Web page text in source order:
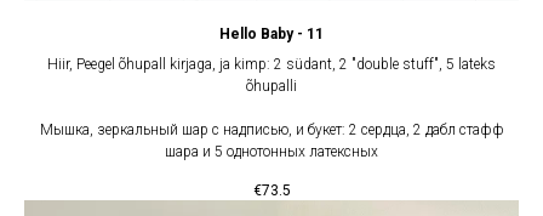
Hello Baby - 11
Hiir, Peegel õhupall kirjaga, ja kimp: 2 südant, 2 "double stuff", 5 lateks
õhupalli
Мышка, зеркальный шар с надписью, и букет: 2 сердца, 2 дабл стафф
шара и 5 однотонных латексных
€73.5